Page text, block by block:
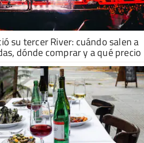
su tercer River: cuándo salen a
dónde comprar y a qué precio